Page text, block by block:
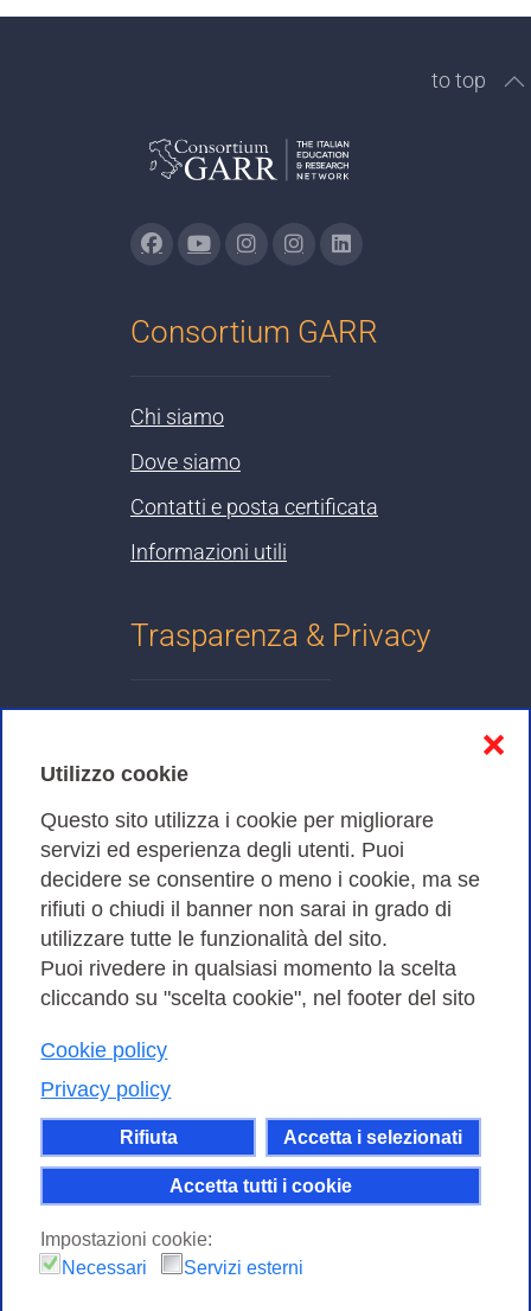
Utilizzo cookie
Questo sito utilizza i cookie per migliorare
servizi ed esperienza degli utenti. Puoi
decidere se consentire o meno i cookie, ma se
rifiuti o chiudi il banner non sarai in grado di
utilizzare tutte le funzionalità del sito.
Puoi rivedere in qualsiasi momento la scelta
cliccando su "scelta cookie", nel footer del sito
Cookie policy
Privacy policy
Rifiuta Accetta i selezionati
Accetta tutti i cookie
❌
Impostazioni cookie:
Necessari
Servizi esterni
to top
Consortium GARR
Chi siamo
Dove siamo
Contatti e posta certificata
Informazioni utili
Trasparenza & Privacy
Cookies Policy
Amministrazione trasparente
Bandi di Gara
Consortium GARR - Via dei Tizii, 6 - 00185 Roma | Tel.
| CF 97284570583 – PI 07577141000 | Codice
Destinatario 7EU9KEU |
Il contenuto di questo sito e' rilasciato, tranne dove
altrimenti indicato, secondo i termini della licenza
Creative Commons
stesso modo 4.0 Internazionale.